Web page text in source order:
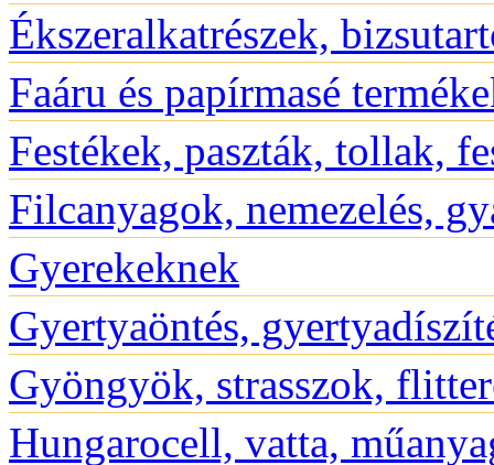
Ékszeralkatrészek,
Faáru és papírmasé
Festékek, paszták, tollak,
Filcanyagok, nemezelés,
Gyerekeknek
Gyertyaöntés,
Gyöngyök, strasszok,
Hungarocell, vatta,